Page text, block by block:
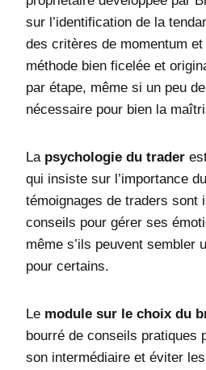
sur l’identification de la
des critères de momentum
méthode bien ficelée et
par étape, même si un peu
nécessaire pour bien la
La psychologie du trader
qui insiste sur l’importance
témoignages de traders sont
conseils pour gérer ses
même s’ils peuvent sembler
pour certains.
Le module sur le choix du
bourré de conseils pratiques
son intermédiaire et éviter